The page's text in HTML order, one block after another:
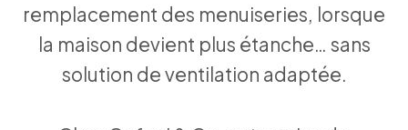
remplacement des menuiseries, lorsque
la maison devient plus étanche… sans
solution de ventilation adaptée.